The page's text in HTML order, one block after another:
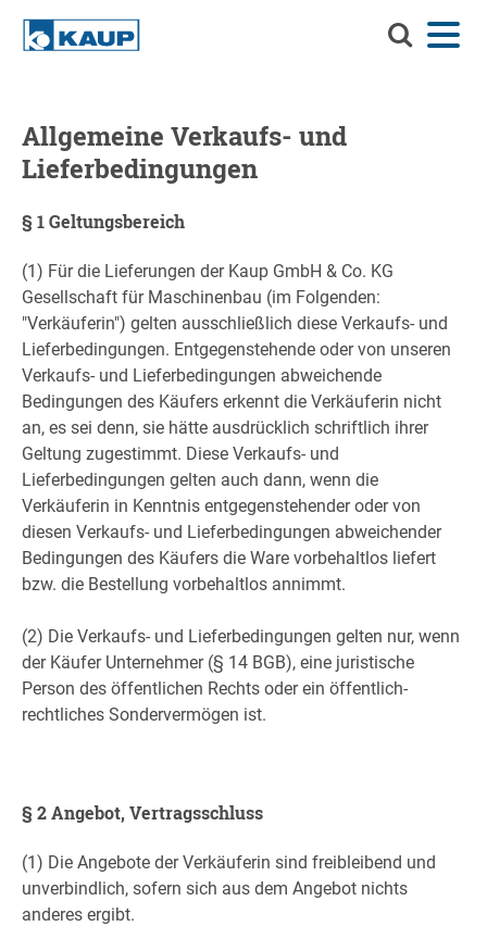
Menü
Material-Handling-Lösungen
Service
Info-Center
Unternehmen
Karriere
Allgemeine Verkaufs- und
Lieferbedingungen
§ 1 Geltungsbereich
(1) Für die Lieferungen der Kaup GmbH & Co. KG
Gesellschaft für Maschinenbau (im Folgenden:
"Verkäuferin") gelten ausschließlich diese Verkaufs- und
Lieferbedingungen. Entgegenstehende oder von unseren
Verkaufs- und Lieferbedingungen abweichende
Bedingungen des Käufers erkennt die Verkäuferin nicht
an, es sei denn, sie hätte ausdrücklich schriftlich ihrer
Geltung zugestimmt. Diese Verkaufs- und
Lieferbedingungen gelten auch dann, wenn die
Verkäuferin in Kenntnis entgegenstehender oder von
diesen Verkaufs- und Lieferbedingungen abweichender
Bedingungen des Käufers die Ware vorbehaltlos liefert
bzw. die Bestellung vorbehaltlos annimmt.
(2) Die Verkaufs- und Lieferbedingungen gelten nur, wenn
der Käufer Unternehmer (§ 14 BGB), eine juristische
Person des öffentlichen Rechts oder ein öffentlich-
rechtliches Sondervermögen ist.
§ 2 Angebot, Vertragsschluss
(1) Die Angebote der Verkäuferin sind freibleibend und
unverbindlich, sofern sich aus dem Angebot nichts
anderes ergibt.